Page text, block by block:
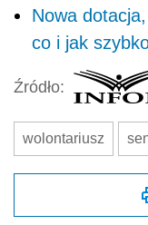
Nowa
co i jak
Źródło:
wolontariusz